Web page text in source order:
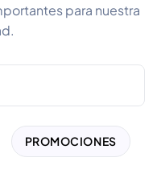
para nuestra
PROMOCIONES